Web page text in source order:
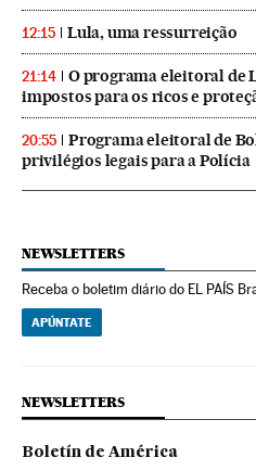
12:15 Lula, uma ressurreição
21:14
O programa eleitoral de
impostos para os ricos e
20:55
Programa eleitoral de
privilégios legais para a Polícia
NEWSLETTERS
Receba o boletim diário do EL PAÍS
APÚNTATE
NEWSLETTERS
Boletín de América